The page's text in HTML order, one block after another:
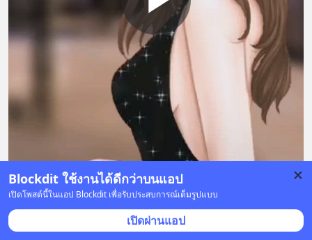
Blockdit ใช้งานได้ดีกว่าบนแอป
เปิดโพสต์นี้ในแอป Blockdit เพื่อรับประสบการณ์เต็มรูปแบบ
เปิดผ่านแอป
สวัสดีค่ะ...ขอโทษที่ห่างหายไปนาน(มาก) ด้วยภารกิจการ